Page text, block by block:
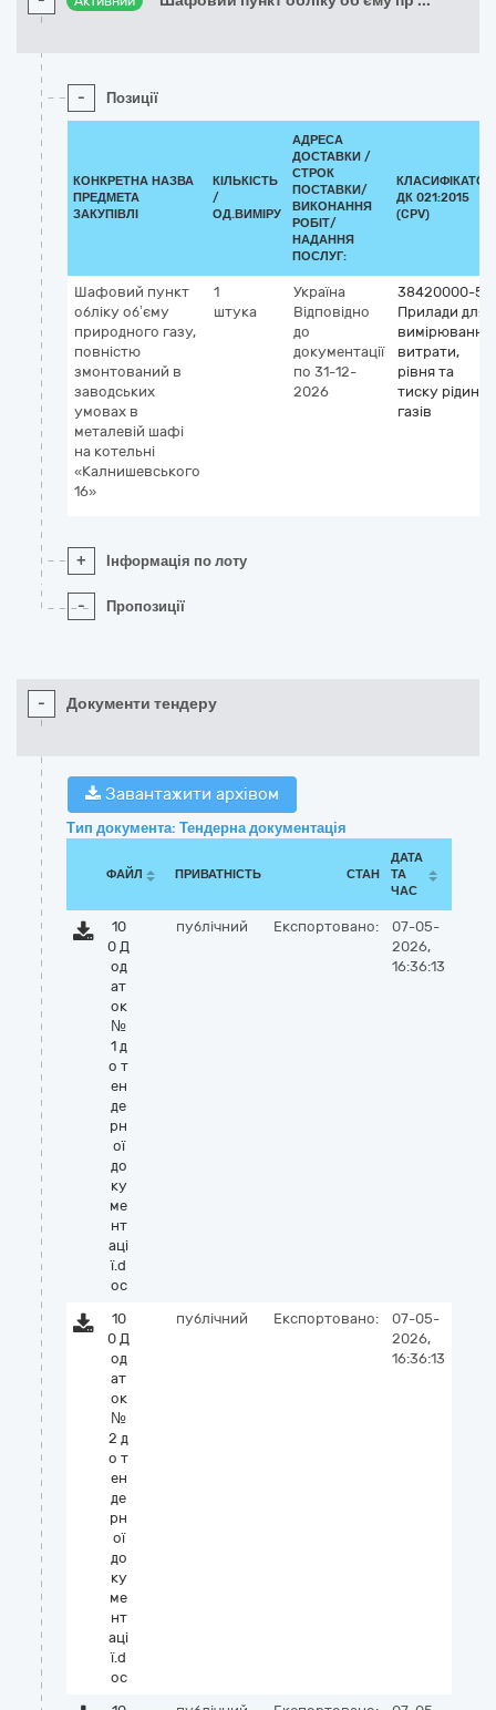
- Позиції
КОНКРЕТНА НАЗВА
ПРЕДМЕТА
ЗАКУПІВЛІ
КІЛЬКІСТЬ
/
ОД.ВИМІРУ
АДРЕСА
ДОСТАВКИ /
СТРОК
ПОСТАВКИ/
ВИКОНАННЯ
РОБІТ/
НАДАННЯ
ПОСЛУГ:
КЛАСИФІКАТОР
ДК 021:2015
(CPV)
Шафовий пункт
обліку об’єму
природного газу,
повністю
змонтований в
заводських
умовах в
металевій шафі
на котельні
«Калнишевського
16»
1
штука
Україна
Відповідно
до
документації
по 31-12-
2026
38420000-5
Прилади для
вимірювання
витрати,
рівня та
тиску рідин і
газів
+ Інформація по лоту
- Пропозиції
- Документи тендеру
Завантажити архівом
Тип документа: Тендерна документація
ФАЙЛ ПРИВАТНІСТЬ СТАН
ДАТА
ТА
ЧАС
10
0 Д
од
ат
ок
№
1 д
о т
ен
де
рн
ої
до
ку
ме
нт
аці
ї.d
oc
публічний Експортовано:
07-05-
2026,
16:36:13
10
0 Д
од
ат
ок
№
2 д
о т
ен
де
рн
ої
до
ку
ме
нт
аці
ї.d
oc
публічний Експортовано:
07-05-
2026,
16:36:13